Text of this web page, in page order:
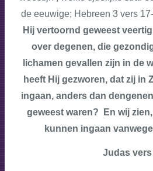
de eeuwige; Hebreen 3 vers
Hij vertoornd geweest
over degenen, die
lichamen gevallen zijn in de
heeft Hij gezworen, dat zij in
ingaan, anders dan
geweest waren? En wij
kunnen ingaan
Judas vers